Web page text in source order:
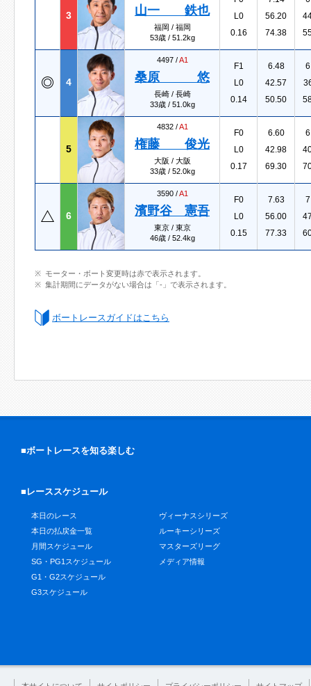
3 山一 鉄也
福岡 / 福岡
53歳 / 51.2kg
L0
0.16
56.20
74.38
4
4497 /A1
桑原 悠
長崎 / 長崎
33歳 / 51.0kg
F1
L0
0.14
6.48
42.57
50.50
5
4832 /A1
権藤 俊光
大阪 / 大阪
33歳 / 52.0kg
F0
L0
0.17
6.60
42.98
69.30
6
3590 /A1
濱野谷 憲吾
東京 / 東京
46歳 / 52.4kg
F0
L0
0.15
7.63
56.00
77.33
モーター・ボート変更時は赤で表示されます。
集計期間にデータがない場合は「-」で表示されます。
ボートレースガイドはこちら
■ボートレースを知る楽しむ
■レーススケジュール
本日のレース
本日の払戻金一覧
月間スケジュール
SG・PG1スケジュール
G1・G2スケジュール
G3スケジュール
ヴィーナスシリーズ
ルーキーシリーズ
マスターズリーグ
メディア情報